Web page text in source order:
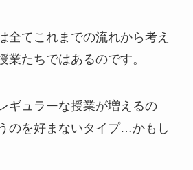
全てこれまでの流れから考え
業たちではあるのです。
ギュラーな授業が増えるの
のを好まないタイプ…かもし